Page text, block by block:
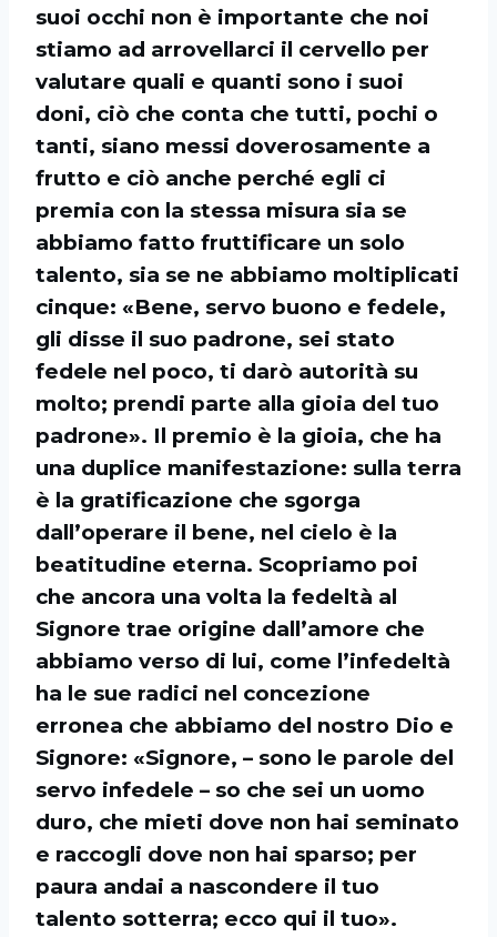
suoi occhi non è importante che noi
stiamo ad arrovellarci il cervello per
valutare quali e quanti sono i suoi
doni, ciò che conta che tutti, pochi o
tanti, siano messi doverosamente a
frutto e ciò anche perché egli ci
premia con la stessa misura sia se
abbiamo fatto fruttificare un solo
talento, sia se ne abbiamo moltiplicati
cinque: «Bene, servo buono e fedele,
gli disse il suo padrone, sei stato
fedele nel poco, ti darò autorità su
molto; prendi parte alla gioia del tuo
padrone». Il premio è la gioia, che ha
una duplice manifestazione: sulla terra
è la gratificazione che sgorga
dall’operare il bene, nel cielo è la
beatitudine eterna. Scopriamo poi
che ancora una volta la fedeltà al
Signore trae origine dall’amore che
abbiamo verso di lui, come l’infedeltà
ha le sue radici nel concezione
erronea che abbiamo del nostro Dio e
Signore: «Signore, – sono le parole del
servo infedele – so che sei un uomo
duro, che mieti dove non hai seminato
e raccogli dove non hai sparso; per
paura andai a nascondere il tuo
talento sotterra; ecco qui il tuo».